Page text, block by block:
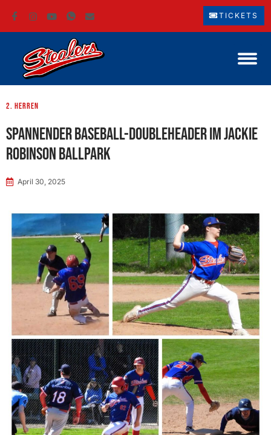
TICKETS
2. Herren
Spannender Baseball-Doubleheader im Jackie
Robinson Ballpark
April 30, 2025